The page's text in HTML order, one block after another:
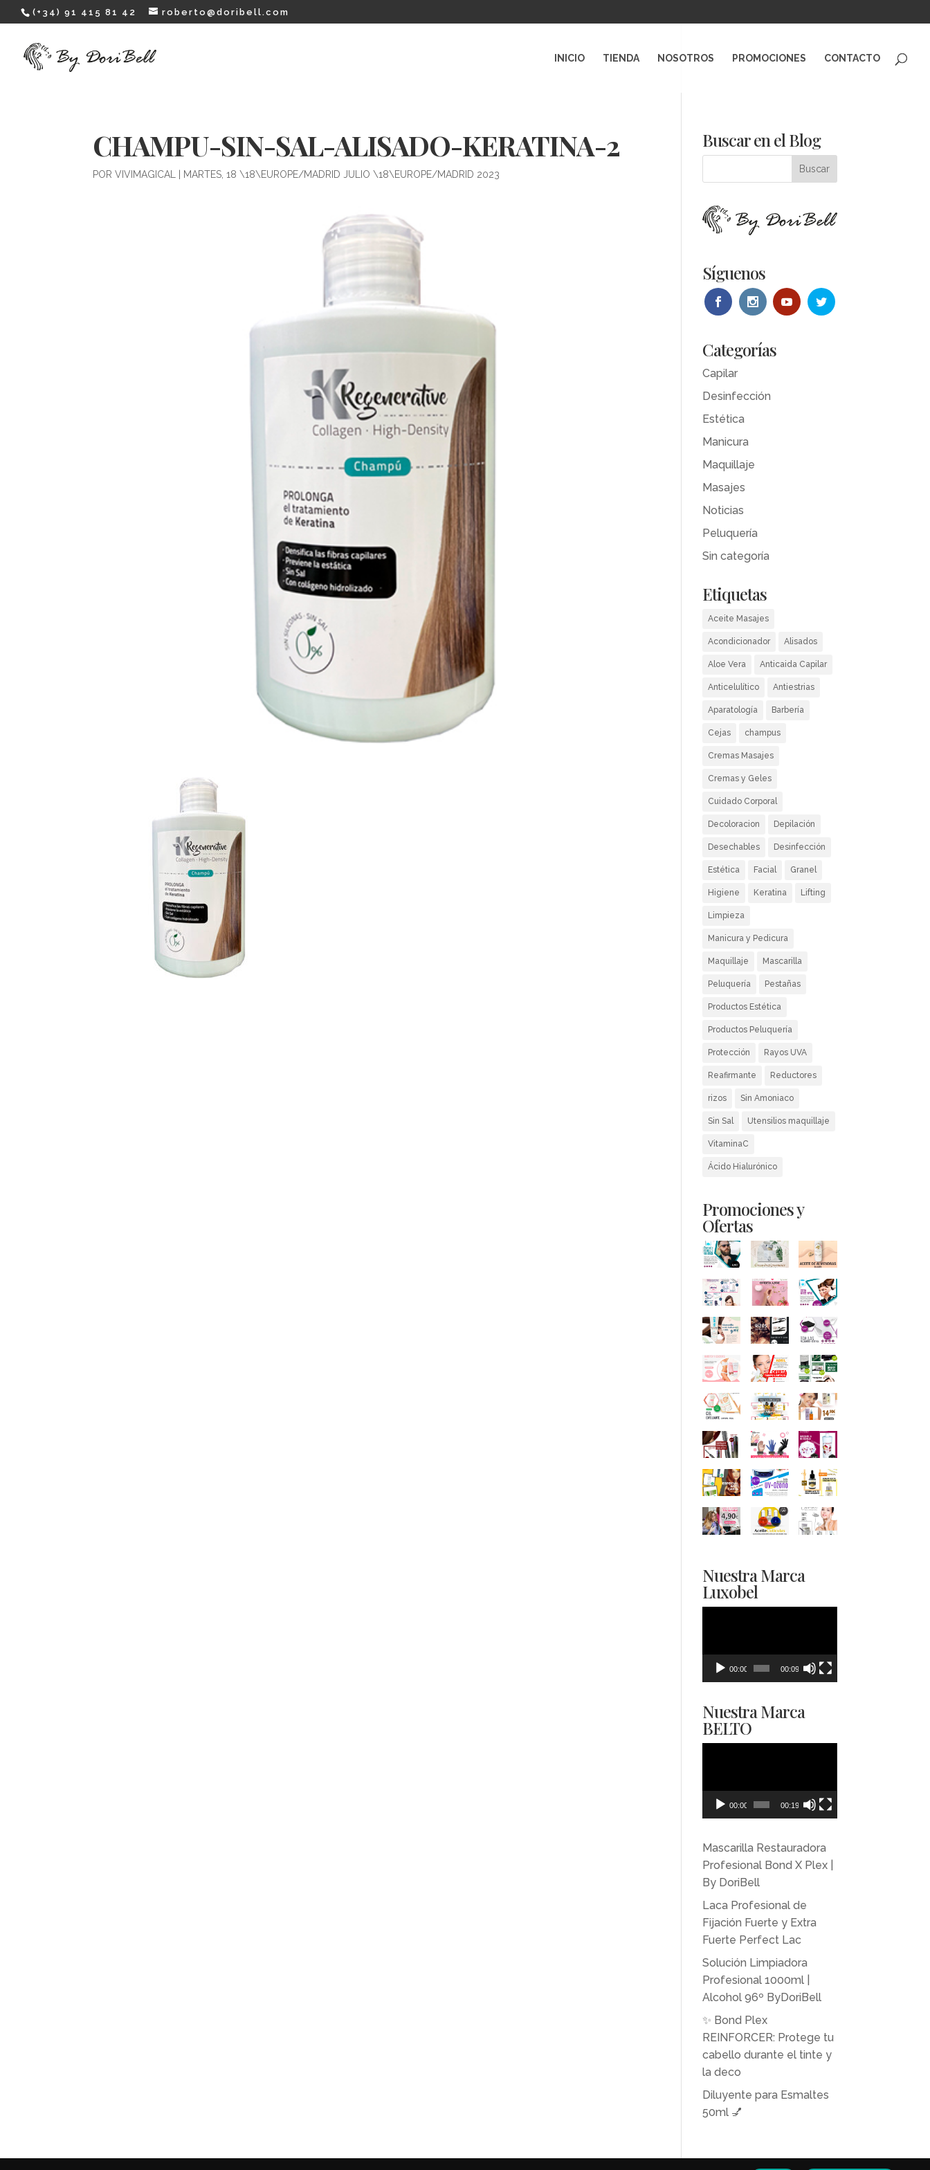
(+34) 91 415 81 42 roberto@doribell.com
INICIO TIENDA NOSOTROS PROMOCIONES CONTACTO
CHAMPU-SIN-SAL-ALISADO-KERATINA-2
PORVIVIMAGICAL MARTES, 18 \18\EUROPE/MADRID JULIO \18\EUROPE/MADRID 2023
Buscar en el Blog
Síguenos
Categorías
Capilar
Desinfección
Estética
Manicura
Maquillaje
Masajes
Noticias
Peluquería
Sin categoría
Etiquetas
Aceite Masajes
Acondicionador Alisados
Aloe Vera Anticaida Capilar
Anticelulítico Antiestrias
Aparatología Barbería
Cejas champus
Cremas Masajes
Cremas y Geles
Cuidado Corporal
Decoloracion Depilación
Desechables Desinfección
Estética Facial Granel
Higiene Keratina Lifting
Limpieza
Manicura y Pedicura
Maquillaje Mascarilla
Peluquería Pestañas
Productos Estética
Productos Peluquería
Protección Rayos UVA
Reafirmante Reductores
rizos Sin Amoniaco
Sin Sal Utensilios maquillaje
VitaminaC
Ácido Hialurónico
Promociones y
Ofertas
Nuestra Marca
Luxobel
00:00 00:09
Nuestra Marca
BELTO
00:00 00:19
Mascarilla Restauradora
Profesional Bond X Plex |
By DoriBell
Laca Profesional de
Fijación Fuerte y Extra
Fuerte Perfect Lac
Solución Limpiadora
Profesional 1000ml |
Alcohol 96º ByDoriBell
✨ Bond Plex
REINFORCER: Protege tu
cabello durante el tinte y
la deco
Diluyente para Esmaltes
50ml 💅